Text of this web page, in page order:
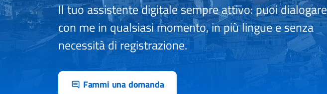
Il tuo assistente digitale sempre attivo: puoi dialogare
con me in qualsiasi momento, in più lingue e senza
necessità di registrazione.
Fammi una domanda